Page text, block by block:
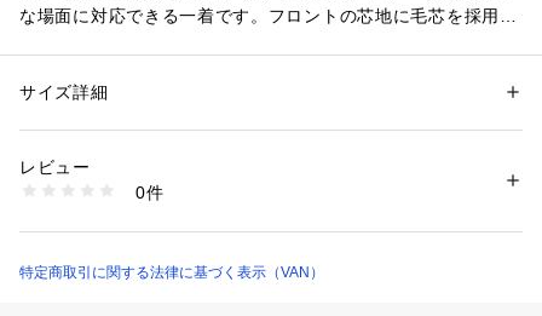
な場面に対応できる一着です。フロントの芯地に毛芯を採用
■サージ生地
シックブレザーにはサージを採用しています。 VANでは生地か
ら作り込み、滑らかな手触りとツヤ感を活かすオリジナルのサ
■フックベント
性別：メンズ
素材：表地　 毛100%
1095200000356
サイズ詳細
レビュー
0件
特定商取引に関する法律に基づく表示（VAN）